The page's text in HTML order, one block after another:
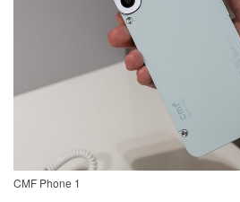
CMF Phone 1